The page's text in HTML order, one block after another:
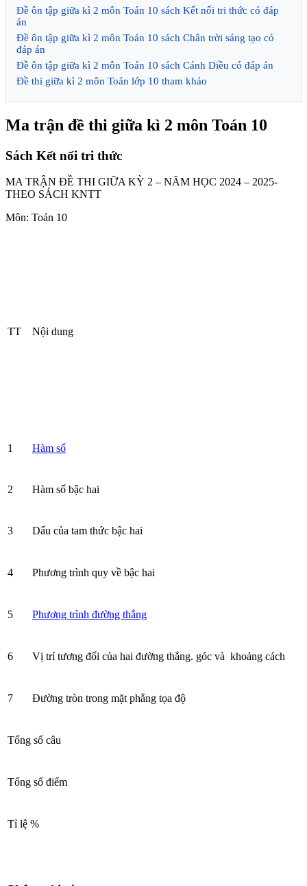
Đề ôn tập giữa kì 2 môn Toán 10 sách Kết nối tri thức có đáp
án
Đề ôn tập giữa kì 2 môn Toán 10 sách Chân trời sáng tạo có
đáp án
Đề ôn tập giữa kì 2 môn Toán 10 sách Cánh Diều có đáp án
Đề thi giữa kì 2 môn Toán lớp 10 tham khảo
Ma trận đề thi giữa kì 2 môn Toán 10
Sách Kết nối tri thức
MA TRẬN ĐỀ THI GIỮA KỲ 2 – NĂM HỌC 2024 – 2025-
THEO SÁCH KNTT
Môn: Toán 10
TT Nội dung
1 Hàm số
2 Hàm số bậc hai
3 Dấu của tam thức bậc hai
4 Phương trình quy về bậc hai
5 Phương trình đường thẳng
6 Vị trí tương đối của hai đường thẳng. góc và khoảng cách
7 Đường tròn trong mặt phẳng tọa độ
Tổng số câu
Tổng số điểm
Tỉ lệ %